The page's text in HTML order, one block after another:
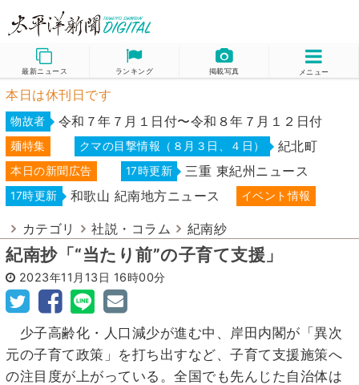
最新ニュース ランキング 掲載写真 メニュー
本日は休刊日です
物故者 令和７年７月１日付〜令和８年７月１２日付
麺特集 クマの目撃情報（８月３日、４日） 紀北町
本日の新聞広告 17時更新 三重 東紀州ニュース
17時更新 和歌山 紀南地方ニュース イベント情報
カテゴリ 社説・コラム 紀南紗
紀南抄「“当たり前”の子育て支援」
2023年11月13日 16時00分
少子高齢化・人口減少が進む中、岸田内閣が「異次
元の子育て政策」を打ち出すなど、子育て支援施策へ
の注目度が上がっている。全国でも先んじた自治体は